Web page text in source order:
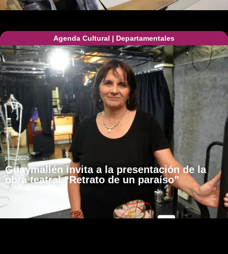
Agenda Cultural | Departamentales
julio, 2026
Guaymallén invita a la presentación de la
obra teatral “Retrato de un paraíso”